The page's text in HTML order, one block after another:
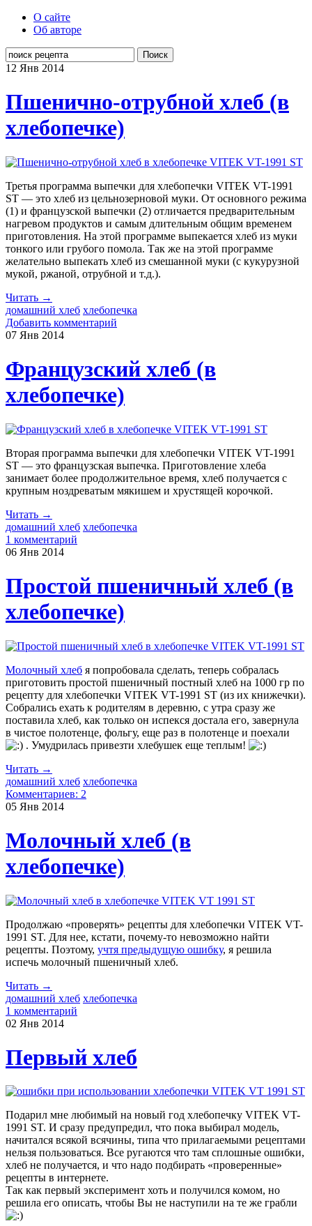
О сайте
Об авторе
Поиск
12 Янв 2014
Пшенично-отрубной хлеб (в
хлебопечке)
Третья программа выпечки для хлебопечки VITEK VT-1991
ST — это хлеб из цельнозерновой муки. От основного режима
(1) и французской выпечки (2) отличается предварительным
нагревом продуктов и самым длительным общим временем
приготовления. На этой программе выпекается хлеб из муки
тонкого или грубого помола. Так же на этой программе
желательно выпекать хлеб из смешанной муки (с кукурузной
мукой, ржаной, отрубной и т.д.).
Читать →
домашний хлеб хлебопечка
Добавить комментарий
07 Янв 2014
Французский хлеб (в
хлебопечке)
Вторая программа выпечки для хлебопечки VITEK VT-1991
ST — это французская выпечка. Приготовление хлеба
занимает более продолжительное время, хлеб получается с
крупным ноздреватым мякишем и хрустящей корочкой.
Читать →
домашний хлеб хлебопечка
1 комментарий
06 Янв 2014
Простой пшеничный хлеб (в
хлебопечке)
Молочный хлеб я попробовала сделать, теперь собралась
приготовить простой пшеничный постный хлеб на 1000 гр по
рецепту для хлебопечки VITEK VT-1991 ST (из их книжечки).
Собрались ехать к родителям в деревню, с утра сразу же
поставила хлеб, как только он испекся достала его, завернула
в чистое полотенце, фольгу, еще раз в полотенце и поехали
. Умудрилась привезти хлебушек еще теплым!
Читать →
домашний хлеб хлебопечка
Комментариев: 2
05 Янв 2014
Молочный хлеб (в
хлебопечке)
Продолжаю «проверять» рецепты для хлебопечки VITEK VT-
1991 ST. Для нее, кстати, почему-то невозможно найти
рецепты. Поэтому, учтя предыдущую ошибку, я решила
испечь молочный пшеничный хлеб.
Читать →
домашний хлеб хлебопечка
1 комментарий
02 Янв 2014
Первый хлеб
Подарил мне любимый на новый год хлебопечку VITEK VT-
1991 ST. И сразу предупредил, что пока выбирал модель,
начитался всякой всячины, типа что прилагаемыми рецептами
нельзя пользоваться. Все ругаются что там сплошные ошибки,
хлеб не получается, и что надо подбирать «проверенные»
рецепты в интернете.
Так как первый эксперимент хоть и получился комом, но
решила его описать, чтобы Вы не наступили на те же грабли